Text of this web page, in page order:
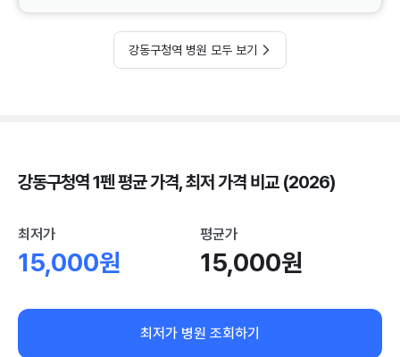
강동구청역 병원 모두 보기
강동구청역 1펜 평균 가격, 최저 가격 비교 (2026)
최저가
15,000원
평균가
15,000원
최저가 병원 조회하기